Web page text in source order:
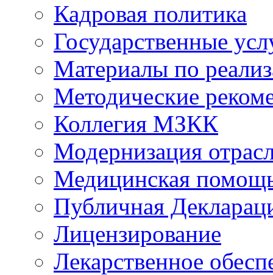
Кадровая политика
Государственные
Материалы по
Методические
Коллегия МЗКК
Модернизация
Медицинская
Публичная
Лицензирование
Лекарственное